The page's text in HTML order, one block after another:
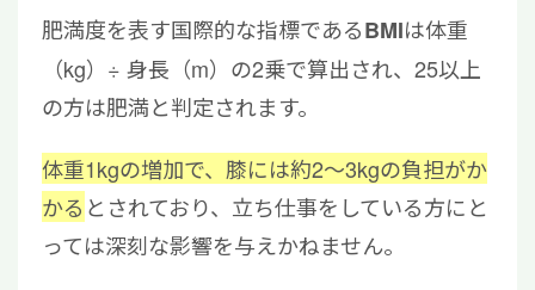
肥満度を表す国際的な指標であるBMIは体重
（kg）÷ 身長（m）の2乗で算出され、25以上
の方は肥満と判定されます。
体重1kgの増加で、膝には約2〜3kgの負担がか
かる とされており、立ち仕事をしている方にと
っては深刻な影響を与えかねません。